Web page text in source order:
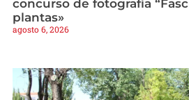
concurso de fotografía
plantas»
agosto 6, 2026